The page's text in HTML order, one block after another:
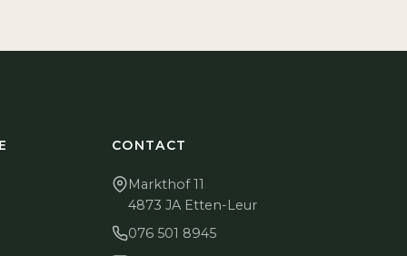
CONTACT
Markthof 11
4873 JA Etten-Leur
076 501 8945